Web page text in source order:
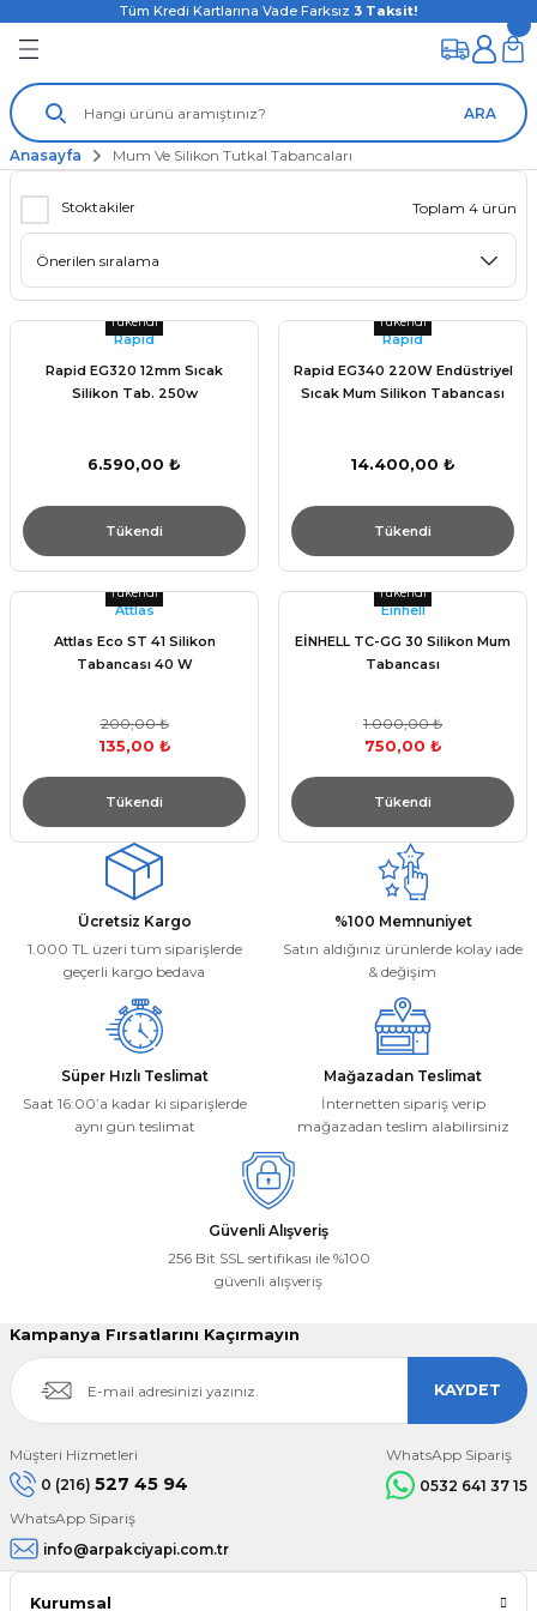
Tüm Kredi Kartlarına Vade Farksız 3 Taksit!
ARA
Anasayfa Mum Ve Silikon Tutkal Tabancaları
Stoktakiler Toplam 4 ürün
Tükendi
Rapid
Rapid EG320 12mm Sıcak
Silikon Tab. 250w
6.590,00 ₺
Tükendi
Tükendi
Rapid
Rapid EG340 220W Endüstriyel
Sıcak Mum Silikon Tabancası
14.400,00 ₺
Tükendi
Tükendi
Attlas
Attlas Eco ST 41 Silikon
Tabancası 40 W
200,00 ₺
135,00 ₺
Tükendi
Tükendi
Einhell
EİNHELL TC-GG 30 Silikon Mum
Tabancası
1.000,00 ₺
750,00 ₺
Tükendi
Ücretsiz Kargo
1.000 TL üzeri tüm siparişlerde
geçerli kargo bedava
%100 Memnuniyet
Satın aldığınız ürünlerde kolay iade
& değişim
Süper Hızlı Teslimat
Saat 16:00’a kadar ki siparişlerde
aynı gün teslimat
Mağazadan Teslimat
İnternetten sipariş verip
mağazadan teslim alabilirsiniz
Güvenli Alışveriş
256 Bit SSL sertifikası ile %100
güvenli alışveriş
Kampanya Fırsatlarını Kaçırmayın
KAYDET
Müşteri Hizmetleri
0 (216) 527 45 94
WhatsApp Sipariş
0532 641 37 15
WhatsApp Sipariş
info@arpakciyapi.com.tr
Kurumsal